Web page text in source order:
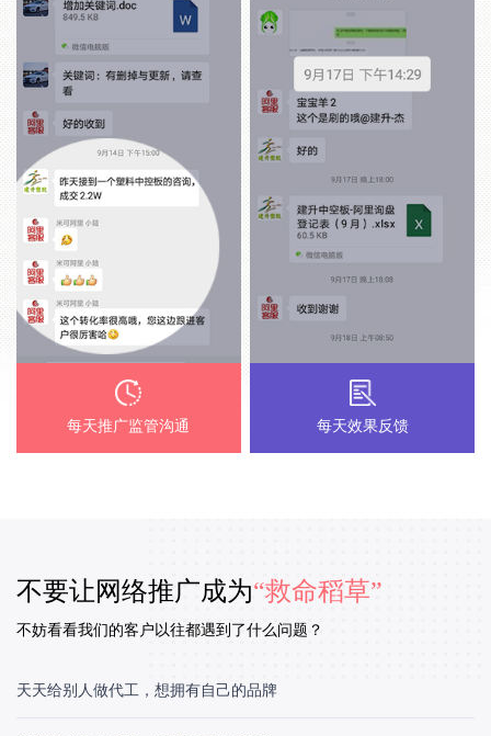
每天推广监管沟通 每天效果反馈
不要让网络推广成为“救命稻草”
不妨看看我们的客户以往都遇到了什么问题？
天天给别人做代工，想拥有自己的品牌